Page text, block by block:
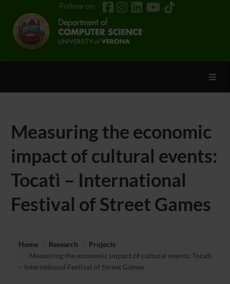
Follow on
Measuring the economic
impact of cultural events:
Tocatì – International
Festival of Street Games
Home Research
Projects
Measuring the economic impact of cultural events: Tocatì
– International Festival of Street Games